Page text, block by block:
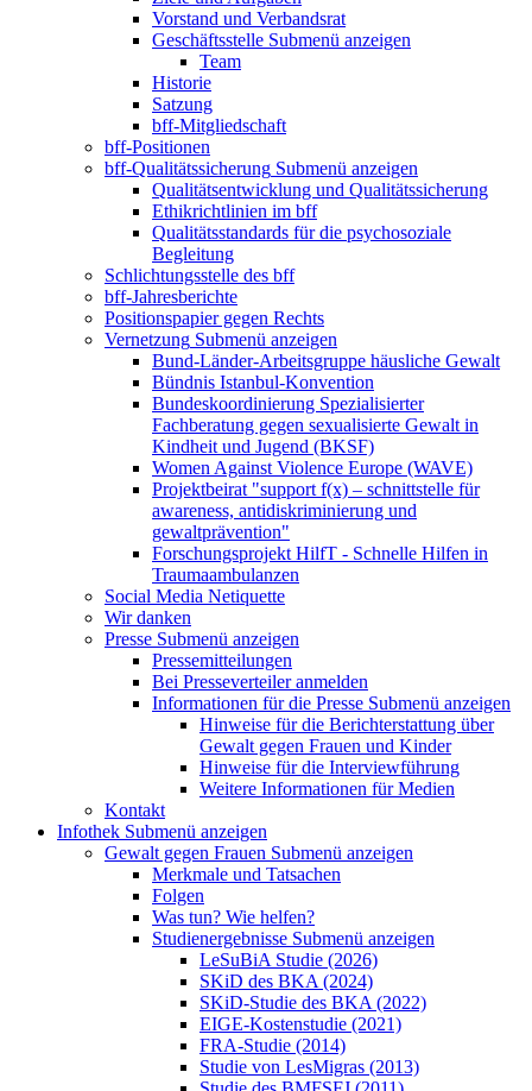
Vorstand und Verbandsrat
Geschäftsstelle Submenü anzeigen
Team
Historie
Satzung
bff-Mitgliedschaft
bff-Positionen
bff-Qualitätssicherung Submenü anzeigen
Qualitätsentwicklung und Qualitätssicherung
Ethikrichtlinien im bff
Qualitätsstandards für die psychosoziale
Begleitung
Schlichtungsstelle des bff
bff-Jahresberichte
Positionspapier gegen Rechts
Vernetzung Submenü anzeigen
Bund-Länder-Arbeitsgruppe häusliche Gewalt
Bündnis Istanbul-Konvention
Bundeskoordinierung Spezialisierter
Fachberatung gegen sexualisierte Gewalt in
Kindheit und Jugend (BKSF)
Women Against Violence Europe (WAVE)
Projektbeirat "support f(x) – schnittstelle für
awareness, antidiskriminierung und
gewaltprävention"
Forschungsprojekt HilfT - Schnelle Hilfen in
Traumaambulanzen
Social Media Netiquette
Wir danken
Presse Submenü anzeigen
Pressemitteilungen
Bei Presseverteiler anmelden
Informationen für die Presse Submenü anzeigen
Hinweise für die Berichterstattung über
Gewalt gegen Frauen und Kinder
Hinweise für die Interviewführung
Weitere Informationen für Medien
Kontakt
Infothek Submenü anzeigen
Gewalt gegen Frauen Submenü anzeigen
Merkmale und Tatsachen
Folgen
Was tun? Wie helfen?
Studienergebnisse Submenü anzeigen
LeSuBiA Studie (2026)
SKiD des BKA (2024)
SKiD-Studie des BKA (2022)
EIGE-Kostenstudie (2021)
FRA-Studie (2014)
Studie von LesMigras (2013)